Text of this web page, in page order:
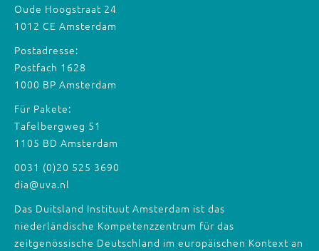
Oude Hoogstraat 24
1012 CE Amsterdam
Postadresse:
Postfach 1628
1000 BP Amsterdam
Für Pakete:
Tafelbergweg 51
1105 BD Amsterdam
0031 (0)20 525 3690
dia@uva.nl
Das Duitsland Instituut Amsterdam ist das
niederländische Kompetenzzentrum für das
zeitgenössische Deutschland im europäischen Kontext an